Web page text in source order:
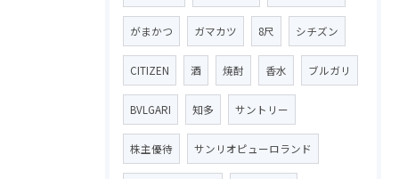
がまかつ ガマカツ 8尺 シチズン
CITIZEN 酒 焼酎 香水 ブルガリ
BVLGARI 知多 サントリー
株主優待 サンリオピューロランド